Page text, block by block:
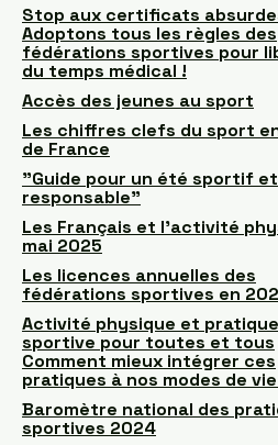
Stop aux certificats
Adoptons tous les règles des
fédérations sportives pour
du temps médical !
Accès des jeunes au sport
Les chiffres clefs du sport
de France
"Guide pour un été sportif et
responsable"
Les Français et l’activité
mai 2025
Les licences annuelles des
fédérations sportives en
Activité physique et pratique
sportive pour toutes et tous
Comment mieux intégrer ces
pratiques à nos modes de
Baromètre national des
sportives 2024